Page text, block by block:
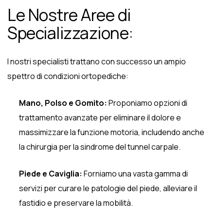
Le Nostre Aree di
Specializzazione:
I nostri specialisti trattano con successo un ampio
spettro di condizioni ortopediche:
Mano, Polso e Gomito: Proponiamo opzioni di
trattamento avanzate per eliminare il dolore e
massimizzare la funzione motoria, includendo anche
la chirurgia per la sindrome del tunnel carpale.
Piede e Caviglia: Forniamo una vasta gamma di
servizi per curare le patologie del piede, alleviare il
fastidio e preservare la mobilità.